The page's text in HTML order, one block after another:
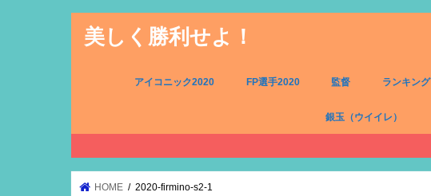
美しく勝利せよ！
アイコニック2020 FP選手2020 監督 ランキング
銀玉（ウイイレ）
HOME 2020-firmino-s2-1